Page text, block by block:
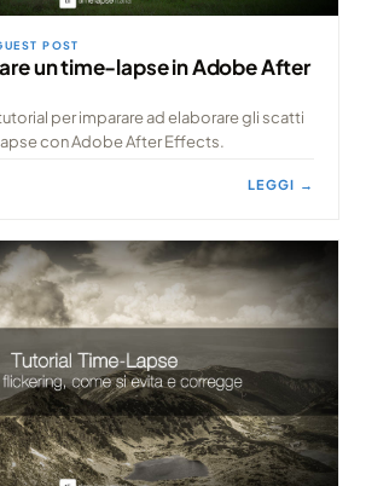
POST
un time-lapse in Adobe After
per imparare ad elaborare gli scatti
con Adobe After Effects.
LEGGI →